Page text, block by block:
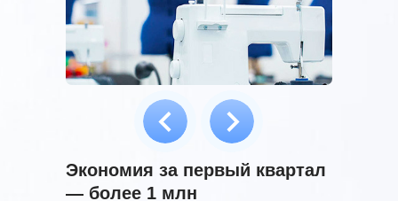
Экономия за первый квартал
— более 1 млн